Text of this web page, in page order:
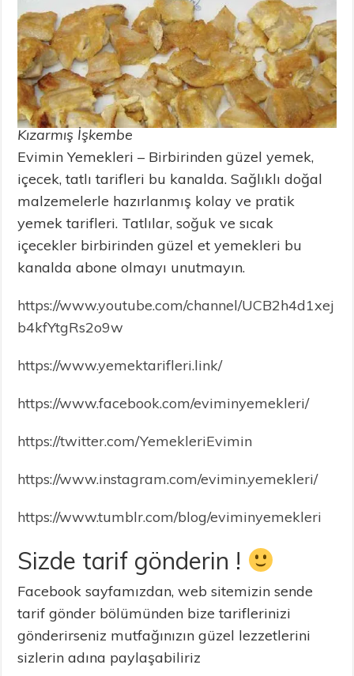
Kızarmış İşkembe
Evimin Yemekleri – Birbirinden güzel yemek,
içecek, tatlı tarifleri bu kanalda. Sağlıklı doğal
malzemelerle hazırlanmış kolay ve pratik
yemek tarifleri. Tatlılar, soğuk ve sıcak
içecekler birbirinden güzel et yemekleri bu
kanalda abone olmayı unutmayın.
https://www.youtube.com/channel/UCB2h4d1xej
b4kfYtgRs2o9w
https://www.yemektarifleri.link/
https://www.facebook.com/eviminyemekleri/
https://twitter.com/YemekleriEvimin
https://www.instagram.com/evimin.yemekleri/
https://www.tumblr.com/blog/eviminyemekleri
Sizde tarif gönderin !
Facebook sayfamızdan, web sitemizin sende
tarif gönder bölümünden bize tariflerinizi
gönderirseniz mutfağınızın güzel lezzetlerini
sizlerin adına paylaşabiliriz